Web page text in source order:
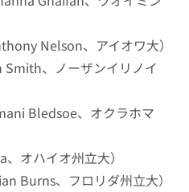
Nelson、アイオワ大）
、ノーザンイリノイ
Bledsoe、オクラホマ
、オハイオ州立大）
Burns、フロリダ州立大）